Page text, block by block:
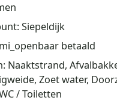
Siepeldijk
betaald
Naaktstrand,
Zoet water,
/ Toiletten